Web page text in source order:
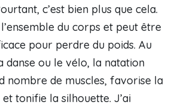
c’est bien plus que cela.
du corps et peut être
pour perdre du poids. Au
danse ou le vélo, la natation
nombre de muscles, favorise la
tonifie la silhouette. J’ai